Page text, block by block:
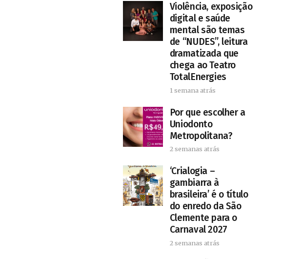
Violência, exposição
digital e saúde
mental são temas
de “NUDES”, leitura
dramatizada que
chega ao Teatro
TotalEnergies
1 semana atrás
Por que escolher a
Uniodonto
Metropolitana?
2 semanas atrás
‘Crialogia –
gambiarra à
brasileira’ é o título
do enredo da São
Clemente para o
Carnaval 2027
2 semanas atrás